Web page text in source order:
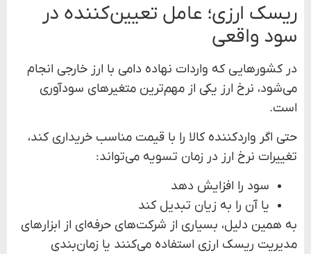
ریسک ارزی؛ عامل تعیین‌کننده در
سود واقعی
در کشورهایی که واردات نهاده دامی با ارز خارجی انجام
می‌شود، نرخ ارز یکی از مهم‌ترین متغیرهای سودآوری
است.
حتی اگر واردکننده کالا را با قیمت مناسب خریداری کند،
تغییرات نرخ ارز در زمان تسویه می‌تواند:
سود را افزایش دهد
یا آن را به زیان تبدیل کند
به همین دلیل، بسیاری از شرکت‌های حرفه‌ای از ابزارهای
مدیریت ریسک ارزی استفاده می‌کنند یا زمان‌بندی